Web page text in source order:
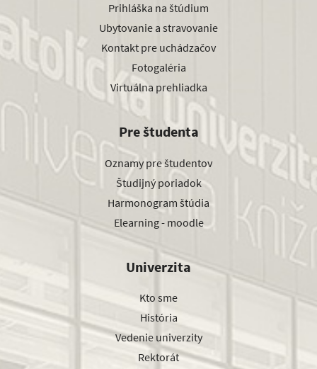
Prihláška na štúdium
Ubytovanie a stravovanie
Kontakt pre uchádzačov
Fotogaléria
Virtuálna prehliadka
Pre študenta
Oznamy pre študentov
Študijný poriadok
Harmonogram štúdia
Elearning - moodle
Univerzita
Kto sme
História
Vedenie univerzity
Rektorát